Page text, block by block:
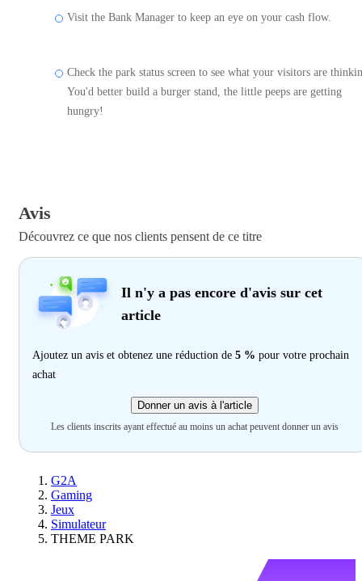
Visit the Bank Manager to keep an eye on your cash flow.
Check the park status screen to see what your visitors are
You'd better build a burger stand, the little peeps are getting
hungry!
Avis
Découvrez ce que nos clients pensent de ce titre
Il n'y a pas encore d'avis sur cet
article
Ajoutez un avis et obtenez une réduction de 5 % pour votre prochain
achat
Donner un avis à l'article
Les clients inscrits ayant effectué au moins un achat peuvent donner un avis
G2A
Gaming
Jeux
Simulateur
THEME PARK